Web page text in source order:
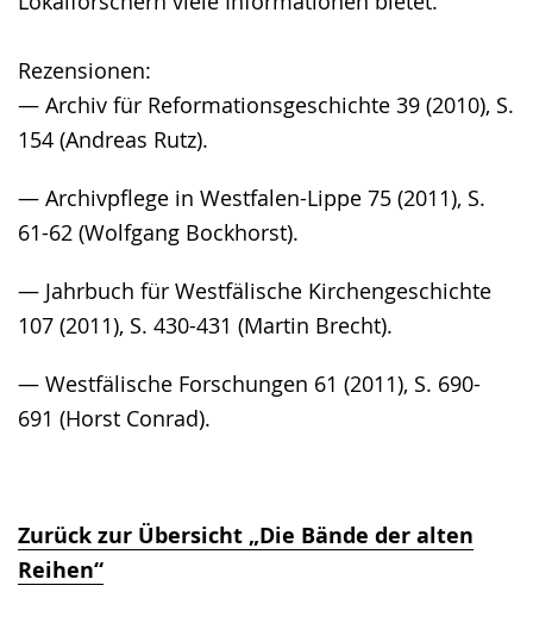
Rezensionen:
— Archiv für Reformationsgeschichte 39 (2010), S.
154 (Andreas Rutz).
— Archivpflege in Westfalen-Lippe 75 (2011), S.
61-62 (Wolfgang Bockhorst).
— Jahrbuch für Westfälische Kirchengeschichte
107 (2011), S. 430-431 (Martin Brecht).
— Westfälische Forschungen 61 (2011), S. 690-
691 (Horst Conrad).
Zurück zur Übersicht „Die Bände der alten
Reihen“